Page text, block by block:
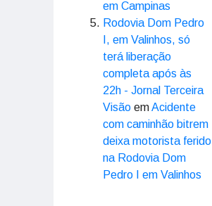
em Campinas
Rodovia Dom Pedro
I, em Valinhos, só
terá liberação
completa após às
22h - Jornal Terceira
Visão emAcidente
com caminhão bitrem
deixa motorista ferido
na Rodovia Dom
Pedro I em Valinhos